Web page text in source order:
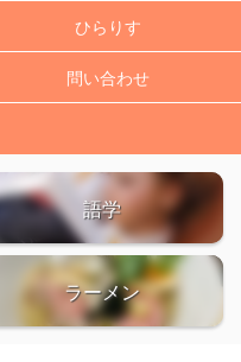
ひらりす
問い合わせ
語学
ラーメン